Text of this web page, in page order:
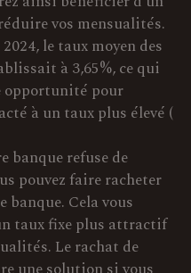
vos mensualités.
le taux moyen des
à 3,65%, ce qui
opportunité pour
à un taux plus élevé (
banque refuse de
pouvez faire racheter
Cela vous
taux fixe plus attractif
Le rachat de